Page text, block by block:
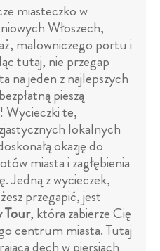
miasteczko w
Włoszech,
malowniczego portu i
tutaj, nie przegap
na jeden z najlepszych
pieszą
Wycieczki te,
lokalnych
okazję do
miasta i zagłębienia
Jedną z wycieczek,
przegapić, jest
Tour, która zabierze Cię
centrum miasta. Tutaj